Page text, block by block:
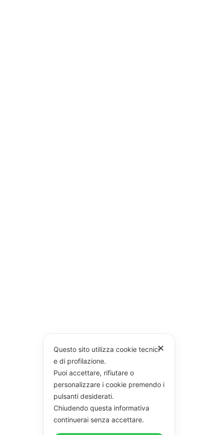
✕
Questo sito utilizza cookie tecnici
e di profilazione.
Puoi accettare, rifiutare o
personalizzare i cookie premendo i
pulsanti desiderati.
Chiudendo questa informativa
continuerai senza accettare.